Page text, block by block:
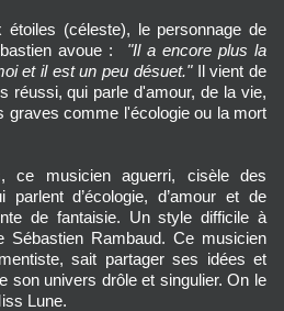
étoiles (céleste), le personnage de
avoue :
"Il a encore plus la
et il est un peu désuet." Il vient de
réussi, qui parle d'amour, de la vie,
graves comme l'écologie ou la mort
ce musicien aguerri, cisèle des
d’écologie, d’amour et de
de fantaisie. Un style difficile à
Sébastien Rambaud. Ce musicien
sait partager ses idées et
son univers drôle et singulier. On le
Lune.